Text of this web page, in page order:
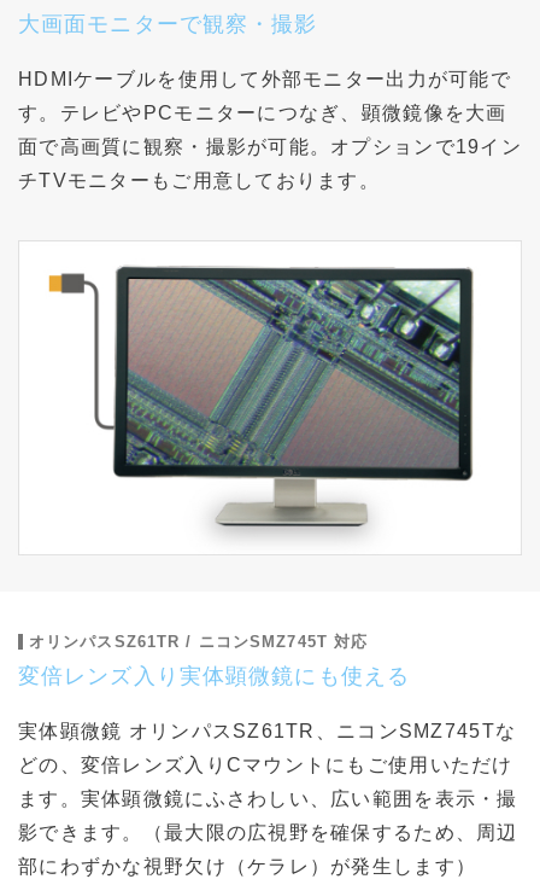
大画面モニターで観察・撮影
HDMIケーブルを使用して外部モニター出力が可能で
す。テレビやPCモニターにつなぎ、顕微鏡像を大画
面で高画質に観察・撮影が可能。オプションで19イン
チTVモニターもご用意しております。
オリンパスSZ61TR / ニコンSMZ745T 対応
変倍レンズ入り実体顕微鏡にも使える
実体顕微鏡 オリンパスSZ61TR、ニコンSMZ745Tな
どの、変倍レンズ入りCマウントにもご使用いただけ
ます。実体顕微鏡にふさわしい、広い範囲を表示・撮
影できます。（最大限の広視野を確保するため、周辺
部にわずかな視野欠け（ケラレ）が発生します）